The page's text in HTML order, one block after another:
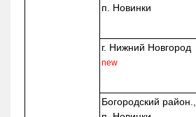
п. Новинки
г. Нижний Новгород
new
Богородский район.,